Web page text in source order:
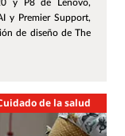
y P8 de Lenovo,
y Premier Support,
de diseño de The
de la salud